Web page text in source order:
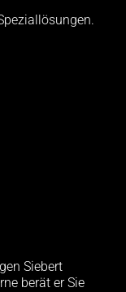
Siebert
berät er Sie